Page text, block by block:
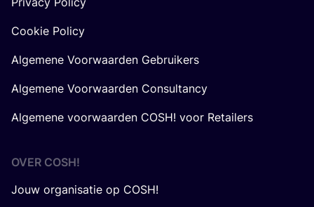
Cookie Policy
Algemene Voorwaarden Gebruikers
Algemene Voorwaarden Consultancy
Algemene voorwaarden COSH! voor Retailers
OVER COSH!
Jouw organisatie op COSH!